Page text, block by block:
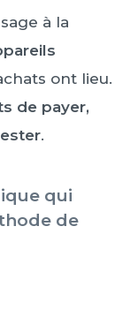
à la
ont lieu.
de payer,
.
qui
de